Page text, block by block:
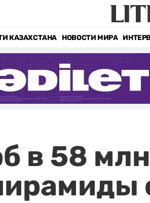
КАЗАХСТАНА НОВОСТИ МИРА
в 58